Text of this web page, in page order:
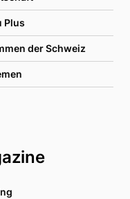
Plus
der Schweiz